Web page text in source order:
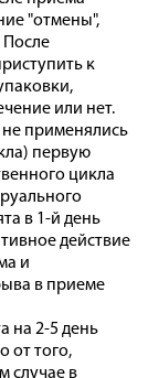
"отмены",
к
или нет.
применялись
первую
цикла
в 1-й день
действие
и
в приеме
на 2-5 день
от того,
случае в